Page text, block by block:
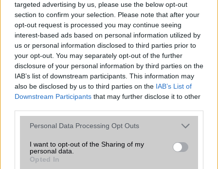
targeted advertising by us, please use the below opt-out
section to confirm your selection. Please note that after your
opt-out request is processed you may continue seeing
interest-based ads based on personal information utilized by
us or personal information disclosed to third parties prior to
your opt-out. You may separately opt-out of the further
disclosure of your personal information by third parties on the
IAB’s list of downstream participants. This information may
also be disclosed by us to third parties on the IAB’s List of
Downstream Participants that may further disclose it to other
Please note that this website/app uses one or more Google
not limited to your visit or usage behaviour. You may click to
grant or deny consent to Google and its third-party tags to
use your data for below specified purposes in below Google
Personal Data Processing Opt Outs
I want to opt-out of the Sharing of my
personal data.
Opted In
Iránytũ ecompass
EGYÉB
Vibra jelzés alap szolgáltatás
SIM típus eSIM
SIM-ek száma 2
Flight mode Van
Terület Kína
Funkciók
Nincs "Google Play"